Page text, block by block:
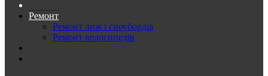
Ремонт
Ремонт лиж і сноубордів
Ремонт велосипедів